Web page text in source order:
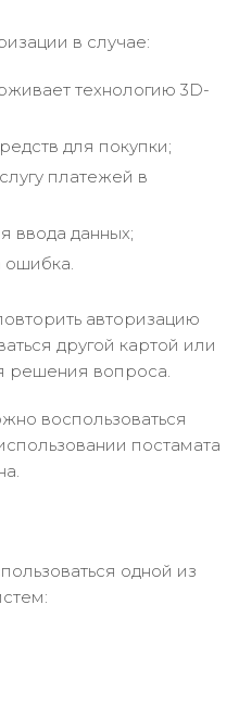
в случае:
технологию 3D-
для покупки;
платежей в
ввода данных;
ошибка.
авторизацию
другой картой или
решения вопроса.
воспользоваться
постамата
одной из